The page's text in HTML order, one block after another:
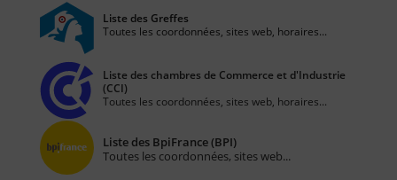
Liste des Greffes
Toutes les coordonnées, sites web, horaires...
Liste des chambres de Commerce et d'Industrie
(CCI)
Toutes les coordonnées, sites web, horaires...
Liste des BpiFrance (BPI)
Toutes les coordonnées, sites web...